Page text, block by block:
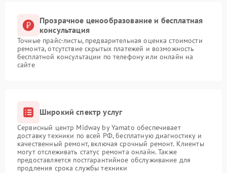
Прозрачное ценообразование и бесплатная
консультация
Точные прайс-листы, предварительная оценка стоимости
ремонта, отсутствие скрытых платежей и возможность
бесплатной консультации по телефону или онлайн на
сайте
Широкий спектр услуг
Сервисный центр Midway by Yamato обеспечивает
доставку техники по всей РФ, бесплатную диагностику и
качественный ремонт, включая срочный ремонт. Клиенты
могут отслеживать статус ремонта онлайн. Также
предоставляется постгарантийное обслуживание для
продления срока службы техники